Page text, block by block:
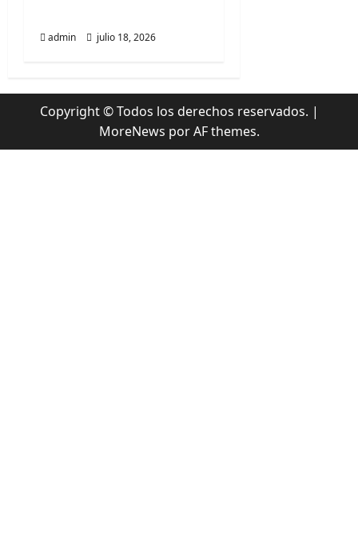
a admin julio 18, 2026
Copyright © Todos los derechos reservados. |
MoreNews por AF themes.